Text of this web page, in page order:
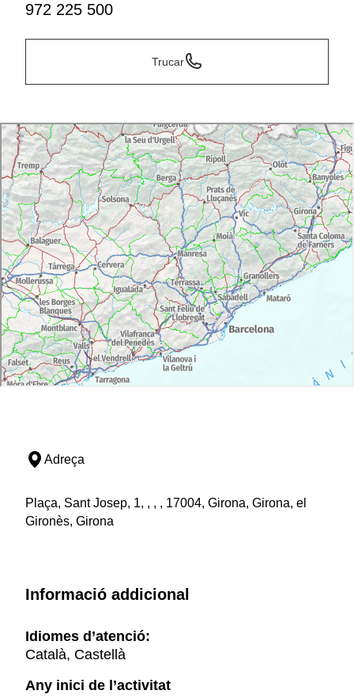
972 225 500
Trucar
Adreça
Plaça, Sant Josep, 1, , , , 17004, Girona, Girona, el
Gironès, Girona
Informació addicional
Idiomes d’atenció:
Català, Castellà
Any inici de l’activitat